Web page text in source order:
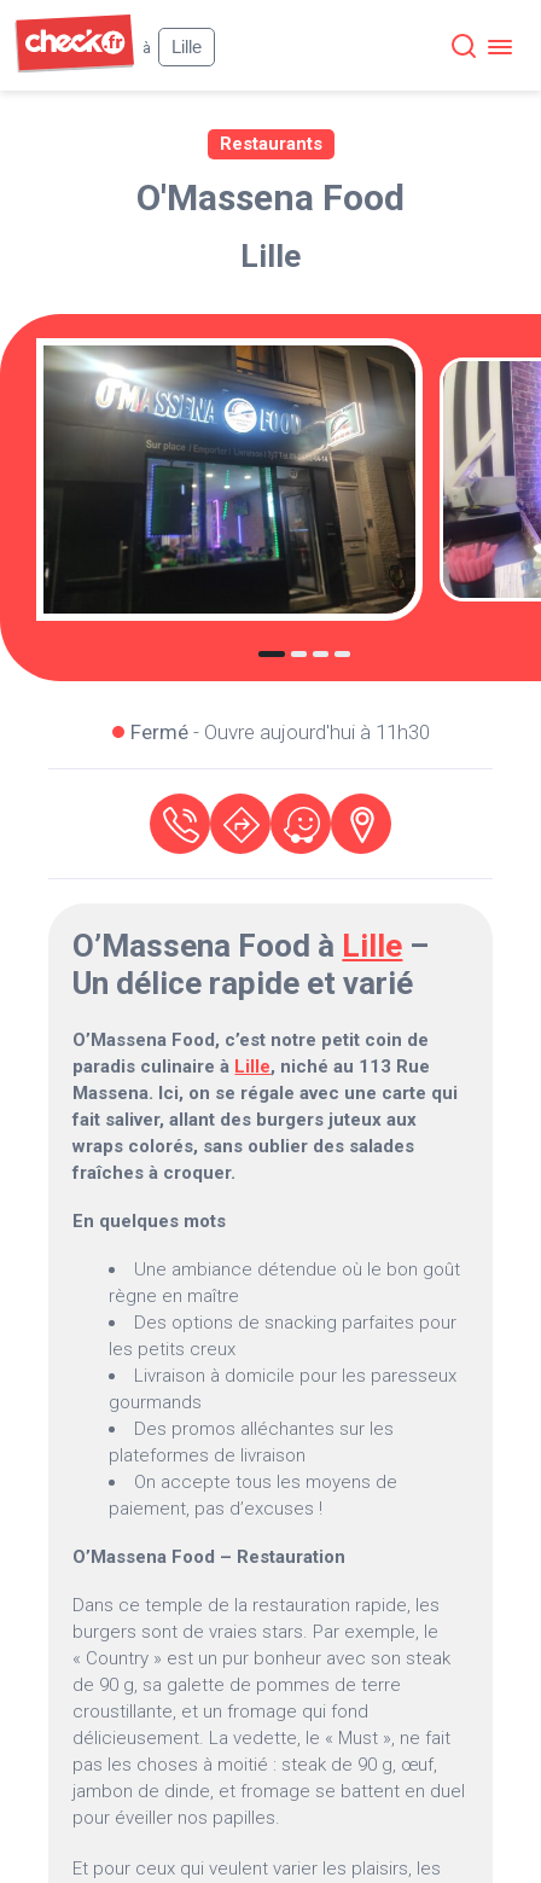
à
Lille
Restaurants
O'Massena Food
Lille
Fermé- Ouvre aujourd'hui à 11h30
O’Massena Food à Lille –
Un délice rapide et varié
O’Massena Food, c’est notre petit coin de
paradis culinaire à Lille, niché au 113 Rue
Massena. Ici, on se régale avec une carte qui
fait saliver, allant des burgers juteux aux
wraps colorés, sans oublier des salades
fraîches à croquer.
En quelques mots
Une ambiance détendue où le bon goût
règne en maître
Des options de snacking parfaites pour
les petits creux
Livraison à domicile pour les paresseux
gourmands
Des promos alléchantes sur les
plateformes de livraison
On accepte tous les moyens de
paiement, pas d’excuses !
O’Massena Food – Restauration
Dans ce temple de la restauration rapide, les
burgers sont de vraies stars. Par exemple, le
« Country » est un pur bonheur avec son steak
de 90 g, sa galette de pommes de terre
croustillante, et un fromage qui fond
délicieusement. La vedette, le « Must », ne fait
pas les choses à moitié : steak de 90 g, œuf,
jambon de dinde, et fromage se battent en duel
pour éveiller nos papilles.
Et pour ceux qui veulent varier les plaisirs, les